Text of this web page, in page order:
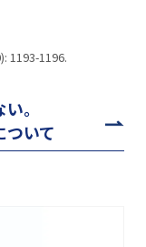
1193-1196.
。
いて